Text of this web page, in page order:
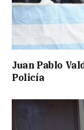
Juan Pablo
Policía